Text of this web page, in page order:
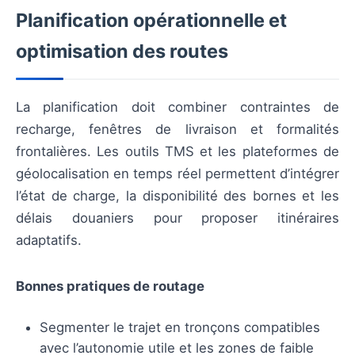
Planification opérationnelle et
optimisation des routes
La planification doit combiner contraintes de
recharge, fenêtres de livraison et formalités
frontalières. Les outils TMS et les plateformes de
géolocalisation en temps réel permettent d’intégrer
l’état de charge, la disponibilité des bornes et les
délais douaniers pour proposer itinéraires
adaptatifs.
Bonnes pratiques de routage
Segmenter le trajet en tronçons compatibles
avec l’autonomie utile et les zones de faible